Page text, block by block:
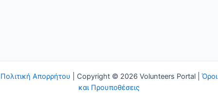
Πολιτική Απορρήτου | Copyright © 2026 Volunteers Portal | Όροι
και Προυποθέσεις